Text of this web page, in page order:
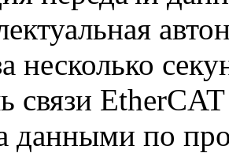
несколько
связи
данными по